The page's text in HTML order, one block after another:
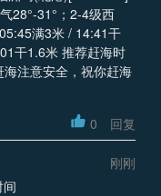
28°-31°；2-4级西
满3米 / 14:41干
干1.6米 推荐赶海时
注意安全，祝你赶海
0 回复
刚刚